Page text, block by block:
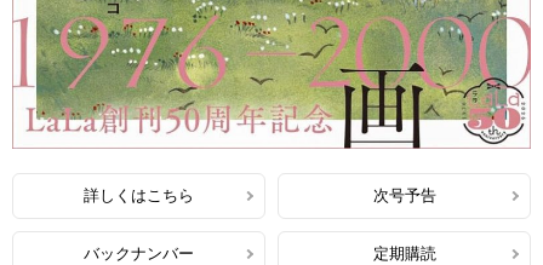
詳しくはこちら 次号予告
バックナンバー 定期購読